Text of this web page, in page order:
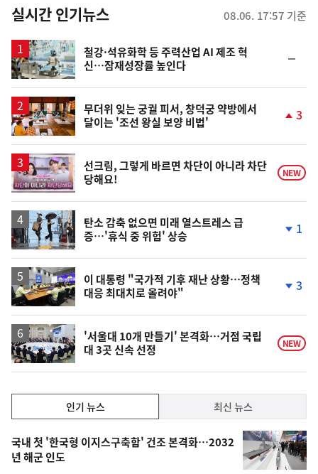
뉴
스
실시간 인기뉴스 08.06. 17:57 기준
철강·석유화학 등 주력산업 AI 제조 혁
신…잠재성장률 높인다
일
무더위 잊는 궁궐 피서, 창덕궁 약방에서
달이는 '조선 왕실 보양 비법'
상
승
3
영
상
선크림, 그렇게 바르면 차단이 아니라 차단
당해요!
NEW
탄소 감축 없으면 미래 열스트레스 급
증…'휴식 중 위험' 상승
하
1
이 대통령 "국가적 기후 재난 상황…정책
대응 최대치로 올려야"
하
락
3
'서울대 10개 만들기' 본격화…거점 국립
대 3곳 신속 선정
NEW
기,
최
신,
인기 뉴스 최신 뉴스
인
기
뉴
국내 첫 '한국형 이지스구축함' 건조 본격화…2032
년 해군 인도